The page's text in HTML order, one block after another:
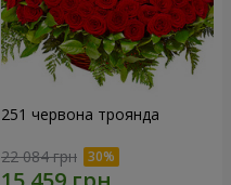
251 червона троянда
22 084 грн